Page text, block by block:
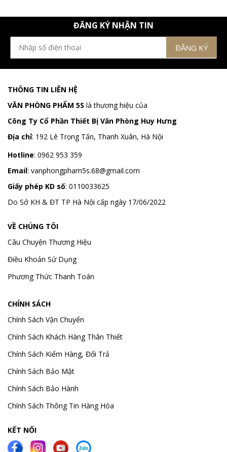
ĐĂNG KÝ NHẬN TIN
THÔNG TIN LIÊN HỆ
VĂN PHÒNG PHẨM 5S là thương hiệu của
Công Ty Cổ Phần Thiết Bị Văn Phòng Huy Hưng
Địa chỉ: 192 Lê Trọng Tấn, Thanh Xuân, Hà Nội
Hotline: 0962 953 359
Email: vanphongpham5s.68@gmail.com
Giấy phép KD số: 0110033625
Do Sở KH & ĐT TP Hà Nội cấp ngày 17/06/2022
VỀ CHÚNG TÔI
Câu Chuyện Thương Hiệu
Điều Khoản Sử Dụng
Phương Thức Thanh Toán
CHÍNH SÁCH
Chính Sách Vận Chuyển
Chính Sách Khách Hàng Thân Thiết
Chính Sách Kiểm Hàng, Đổi Trả
Chính Sách Bảo Mật
Chính Sách Bảo Hành
Chính Sách Thông Tin Hàng Hóa
KẾT NỐI